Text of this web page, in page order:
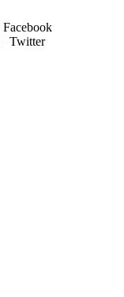
Facebook
Twitter